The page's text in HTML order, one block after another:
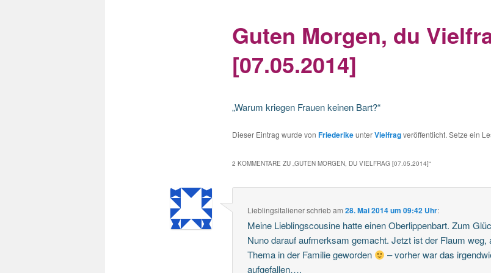
Guten Morgen, du
[07.05.2014]
„Warum kriegen Frauen keinen Bart?“
Dieser Eintrag wurde von FriederikeunterVielfragveröffentlicht. Setze ein
2 KOMMENTARE ZU „ GUTEN MORGEN, DU VIELFRAG [07.05.2014]“
Lieblingsitalienerschriebam28. Mai 2014 um 09:42 Uhr:
Meine Lieblingscousine hatte einen Oberlippenbart. Zum
Nuno darauf aufmerksam gemacht. Jetzt ist der Flaum weg,
Thema in der Familie geworden
– vorher war das
aufgefallen….